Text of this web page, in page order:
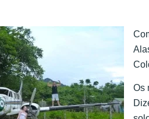
Os